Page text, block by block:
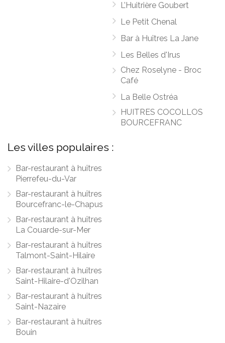
L’Huitrière Goubert
Le Petit Chenal
Bar à Huîtres La Jane
Les Belles d'Irus
Chez Roselyne - Broc
Café
La Belle Ostréa
HUITRES COCOLLOS
BOURCEFRANC
Les villes populaires :
Bar-restaurant à huîtres
Pierrefeu-du-Var
Bar-restaurant à huîtres
Bourcefranc-le-Chapus
Bar-restaurant à huîtres
La Couarde-sur-Mer
Bar-restaurant à huîtres
Talmont-Saint-Hilaire
Bar-restaurant à huîtres
Saint-Hilaire-d'Ozilhan
Bar-restaurant à huîtres
Saint-Nazaire
Bar-restaurant à huîtres
Bouin